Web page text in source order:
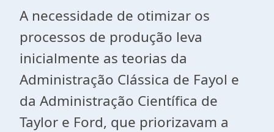
A necessidade de otimizar os
processos de produção leva
inicialmente as teorias da
Administração Clássica de Fayol e
da Administração Científica de
Taylor e Ford, que priorizavam a